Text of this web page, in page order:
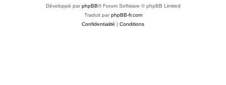
Développé parphpBB® Forum Software © phpBB Limited
Traduit parphpBB-fr.com
Confidentialité | Conditions